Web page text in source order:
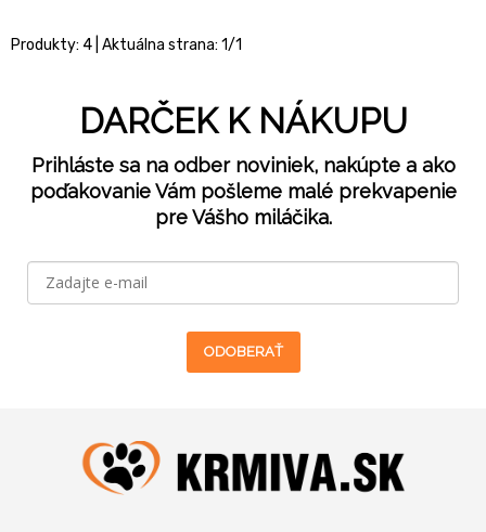
Produkty: 4 | Aktuálna strana: 1/1
DARČEK K NÁKUPU
Prihláste sa na odber noviniek, nakúpte a ako
poďakovanie Vám pošleme malé prekvapenie
pre Vášho miláčika.
ODOBERAŤ